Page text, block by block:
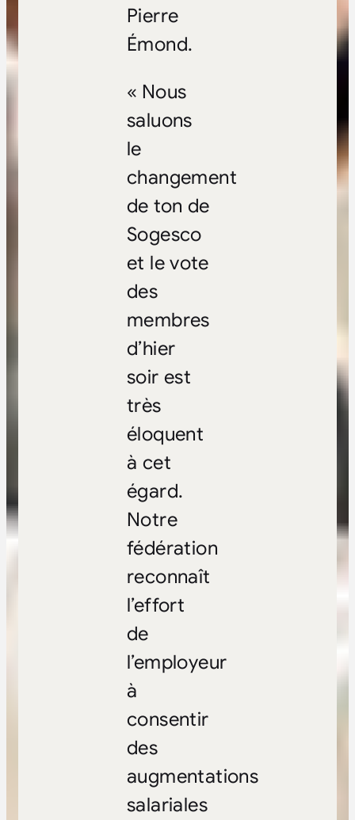
Pierre
Émond.
« Nous
saluons
le
changement
de ton de
Sogesco
et le vote
des
membres
d’hier
soir est
très
éloquent
à cet
égard.
Notre
fédération
reconnaît
l’effort
de
l’employeur
à
consentir
des
augmentations
salariales